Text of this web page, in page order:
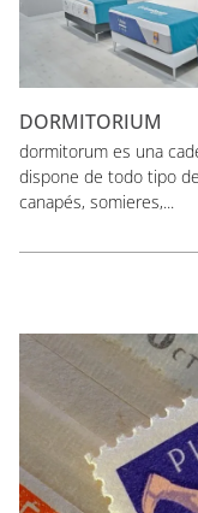
DORMITORIUM
dormitorum es una
dispone de todo tipo
canapés, somieres,...